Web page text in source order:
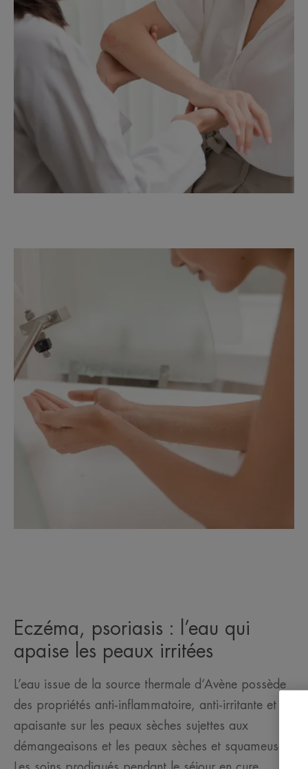
Eczéma, psoriasis : l’eau qui
apaise les peaux irritées
L’eau issue de la source thermale d‘Avène possède
des propriétés anti-inflammatoire, anti-irritante et
apaisante sur les peaux sèches sujettes aux
démangeaisons et les peaux sèches et squameuses.